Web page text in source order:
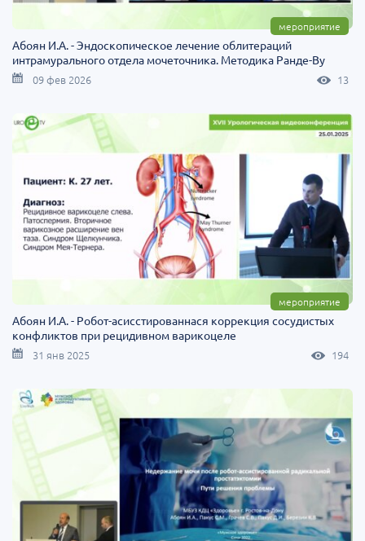
мероприятие
Абоян И.А. - Эндоскопическое лечение облитераций
интрамурального отдела мочеточника. Методика Ранде-Ву
09 фев 2026 13
мероприятие
Абоян И.А. - Робот-асисстированнася коррекция сосудистых
конфликтов при рецидивном варикоцеле
31 янв 2025 194